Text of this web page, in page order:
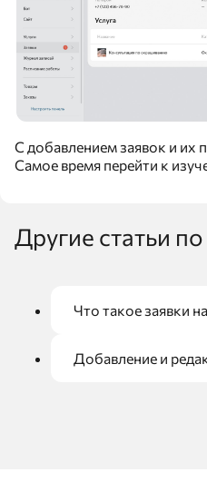
С добавлением заявок и их
Самое время перейти к
Другие статьи
Что такое заявки
Добавление и